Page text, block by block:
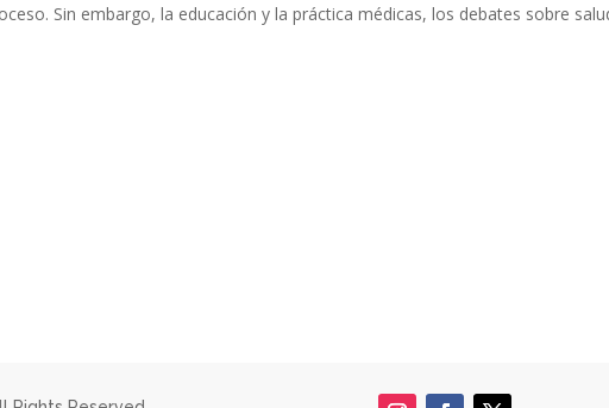
Sin embargo, la educación y la práctica médicas, los debates sobre